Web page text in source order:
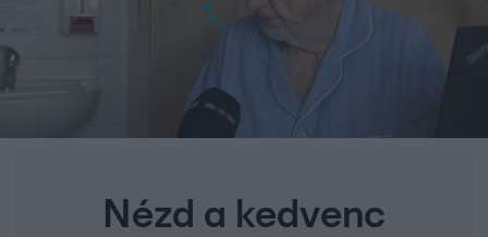
Nézd a kedvenc